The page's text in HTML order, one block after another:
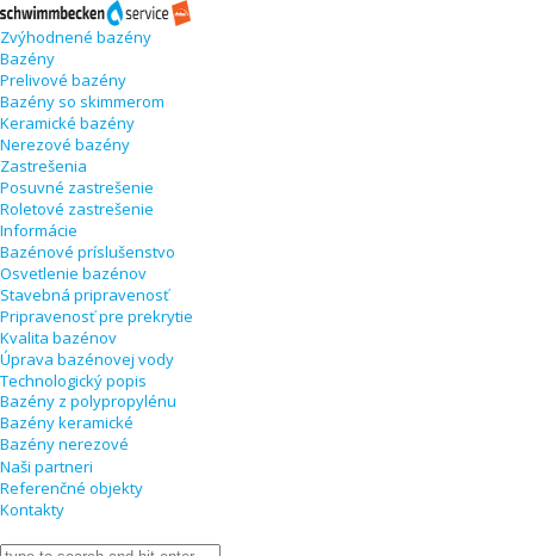
Zvýhodnené bazény
Bazény
Prelivové bazény
Bazény so skimmerom
Keramické bazény
Nerezové bazény
Zastrešenia
Posuvné zastrešenie
Roletové zastrešenie
Informácie
Bazénové príslušenstvo
Osvetlenie bazénov
Stavebná pripravenosť
Pripravenosť pre prekrytie
Kvalita bazénov
Úprava bazénovej vody
Technologický popis
Bazény z polypropylénu
Bazény keramické
Bazény nerezové
Naši partneri
Referenčné objekty
Kontakty